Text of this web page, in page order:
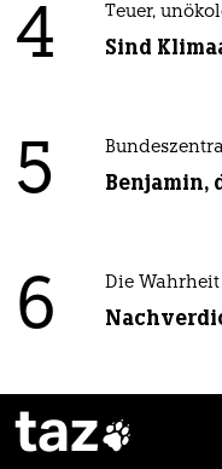
4 Teuer,
Sind
5 Benjamin,
6 Die Wahrheit
taz